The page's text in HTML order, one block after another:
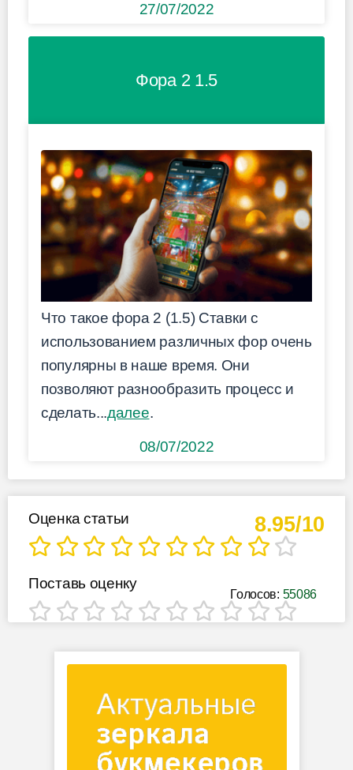
27/07/2022
Фора 2 1.5
Что такое фора 2 (1.5) Ставки с
использованием различных фор очень
популярны в наше время. Они
позволяют разнообразить процесс и
сделать...далее.
08/07/2022
8.95/10
Оценка статьи
Голосов: 55086
Поставь оценку